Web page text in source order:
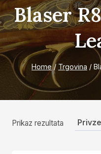
Blaser
Home / Trgovina /
Prikaz rezultata